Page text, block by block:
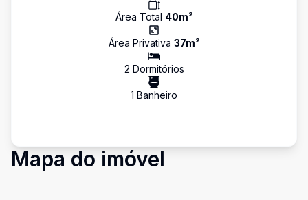
Área Total 40m²
Área Privativa 37m²
2 Dormitórios
1 Banheiro
Mapa do imóvel